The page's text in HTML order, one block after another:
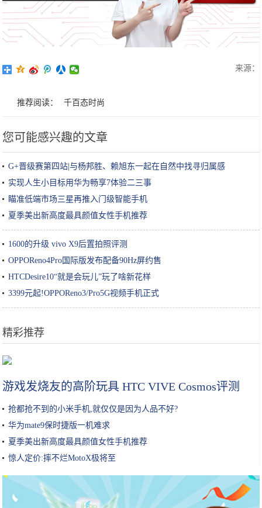
来源：
推荐阅读： 千百态时尚
您可能感兴趣的文章
G+晋级赛第四站|与杨邦胜、赖旭东一起在自然中找寻归属感
实现人生小目标用华为畅享7体验二三事
瞄准低端市场三星再推入门级智能手机
夏季美出新高度最具颜值女性手机推荐
1600的升级 vivo X9后置拍照评测
OPPOReno4Pro国际版发布配备90Hz屏约售
HTCDesire10“就是会玩儿”玩了啥新花样
3399元起!OPPOReno3/Pro5G视频手机正式
精彩推荐
游戏发烧友的高阶玩具 HTC VIVE Cosmos评测
抢都抢不到的小米手机,就仅仅是因为人品不好?
华为mate9保时捷版一机难求
夏季美出新高度最具颜值女性手机推荐
惊人定价:摔不烂MotoX极将至